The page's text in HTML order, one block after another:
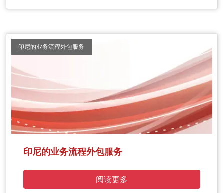
印尼的业务流程外包服务
印尼的业务流程外包服务
阅读更多